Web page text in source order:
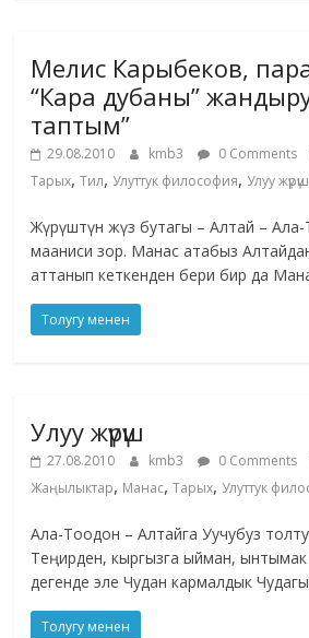
Мелис Карыбеков,
“Кара дубаны”
таптым”
29.08.2010 kmb3 0 Comments
Тарых,Тил, Улуттук философия, Улуу жүрүш
Жүрүштүн жүз бутагы – Алтай –
мааниси зор. Манас атабыз
аттанып кеткенден бери бир да
Толугу менен
Улуу жүрүш
27.08.2010 kmb3 0 Comments
Жаңылыктар, Манас,Тарых, Улуттук
Ала-Тоодон – Алтайга Уучубуз
Теңирден, кыргызга ыйман, ынтымак
дегенде эле Чудан кармалдык
Толугу менен